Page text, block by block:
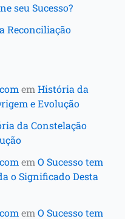
seu Sucesso?
Reconciliação
em História da
e Evolução
da Constelação
em O Sucesso tem
o Significado Desta
em O Sucesso tem